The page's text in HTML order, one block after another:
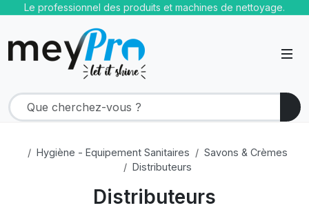
Le professionnel des produits et machines de nettoyage.
Hygiène - Equipement Sanitaires
Savons & Crèmes
Distributeurs
Distributeurs